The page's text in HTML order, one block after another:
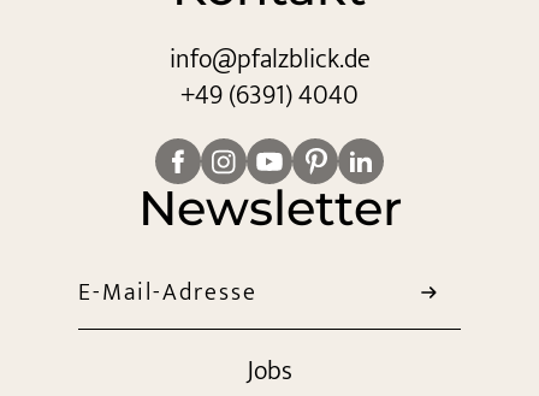
info@pfalzblick.de
+49 (6391) 4040
Newsletter
E-Mail-Adresse
Jobs